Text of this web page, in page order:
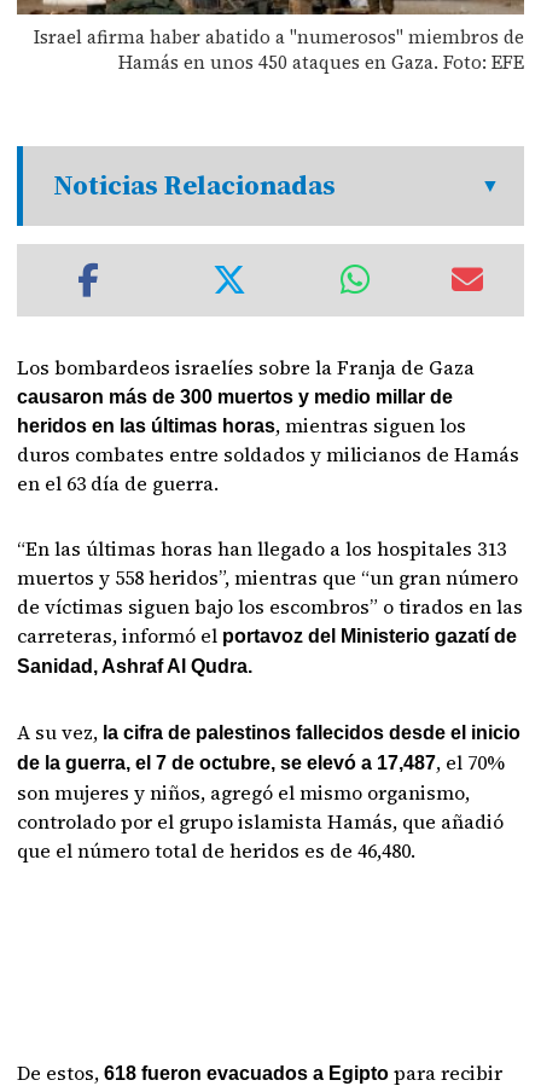
Israel afirma haber abatido a "numerosos" miembros de
Hamás en unos 450 ataques en Gaza. Foto: EFE
Noticias Relacionadas
Los bombardeos israelíes sobre la Franja de Gaza
causaron más de 300 muertos y medio millar de
heridos en las últimas horas, mientras siguen los
duros combates entre soldados y milicianos de Hamás
en el 63 día de guerra.
“En las últimas horas han llegado a los hospitales 313
muertos y 558 heridos”, mientras que “un gran número
de víctimas siguen bajo los escombros” o tirados en las
carreteras, informó el portavoz del Ministerio gazatí de
Sanidad, Ashraf Al Qudra.
A su vez, la cifra de palestinos fallecidos desde el inicio
de la guerra, el 7 de octubre, se elevó a 17,487, el 70%
son mujeres y niños, agregó el mismo organismo,
controlado por el grupo islamista Hamás, que añadió
que el número total de heridos es de 46,480.
De estos,618 fueron evacuados a Egipto para recibir